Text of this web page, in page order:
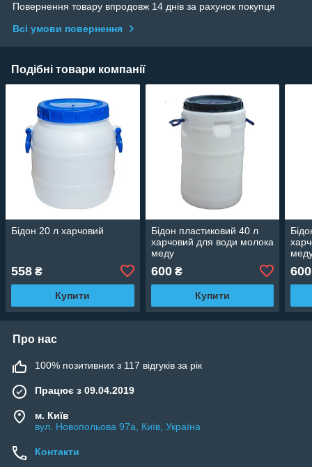
Повернення товару впродовж 14 днів за рахунок покупця
Всі умови повернення
Подібні товари компанії
Бідон 20 л харчовий
558 ₴
Купити
Бідон пластиковий 40 л
харчовий для води молока
меду
600₴
Купити
600
Про нас
100% позитивних з 117 відгуків за рік
Працює з 09.04.2019
м. Київ
вул. Новопольова 97а, Київ, Україна
Контакти